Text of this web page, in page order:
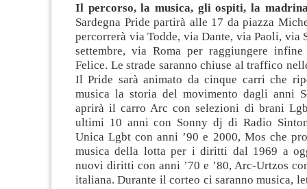
Il percorso, la musica, gli ospiti, la madrina
Sardegna Pride partirà alle 17 da piazza
percorrerà via Todde, via Dante, via Paoli, via
settembre, via Roma per raggiungere
Felice. Le strade saranno chiuse al traffico
Il Pride sarà animato da cinque carri che
musica la storia del movimento dagli anni
aprirà il carro Arc con selezioni di brani
ultimi 10 anni con Sonny dj di Radio
Unica Lgbt con anni ’90 e 2000, Mos che
musica della lotta per i diritti dal 1969 a
nuovi diritti con anni ’70 e ’80, Arc-Urtzos
italiana. Durante il corteo ci saranno musica,